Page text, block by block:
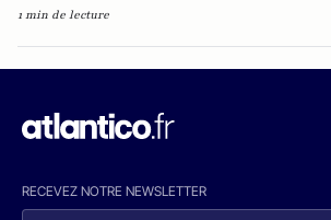
1 min de lecture
RECEVEZ NOTRE NEWSLETTER